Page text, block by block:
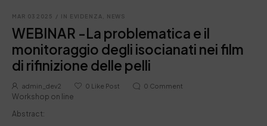
MAR 03 2025 / IN EVIDENZA, NEWS
WEBINAR -La problematica e il
monitoraggio degli isocianati nei film
di rifinizione delle pelli
admin_dev2 0 Like Post 0 Comment
Workshop on line
Abstract: